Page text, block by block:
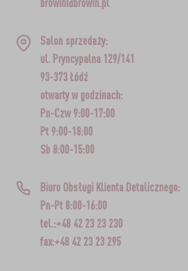
Salon sprzedaży:
ul. Pryncypalna 129/141
93-373 Łódź
otwarty w godzinach:
Pn-Czw 9:00-17:00
Pt 9:00-18:00
Sb 8:00-15:00
Biuro Obsługi Klienta Detalicznego:
Pn-Pt 8:00-16:00
tel.:+48 42 23 23 230
fax:+48 42 23 23 295